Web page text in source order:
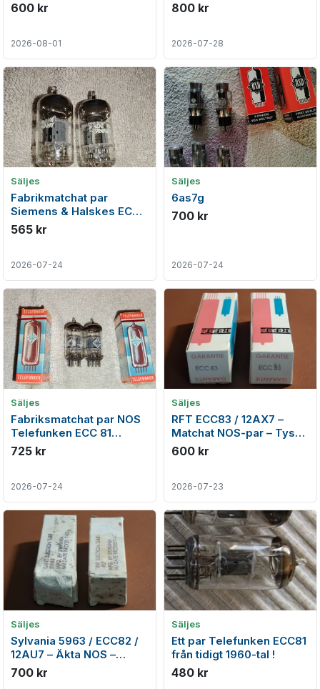
600 kr
2026-08-01
800 kr
2026-07-28
Säljes
Fabrikmatchat par
Siemens & Halskes ECC
81 samma kod!
565 kr
2026-07-24
Säljes
6as7g
700 kr
2026-07-24
Säljes
Fabriksmatchat par NOS
Telefunken ECC 81
samma kod! Tillverkade
1963!
725 kr
2026-07-24
Säljes
RFT ECC83 / 12AX7 –
Matchat NOS-par – Tysk
kvalitet
600 kr
2026-07-23
Säljes
Sylvania 5963 / ECC82 /
12AU7 – Äkta NOS –
Matchat par – Tillverkade
1962
700 kr
Säljes
Ett par Telefunken ECC81
från tidigt 1960-tal !
480 kr